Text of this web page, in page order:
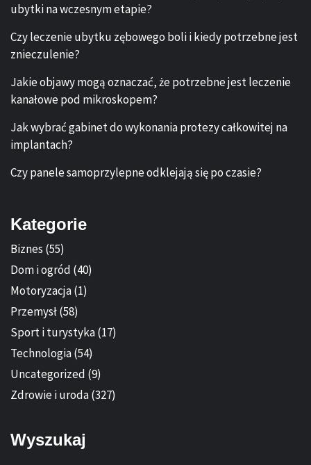
ubytki na wczesnym etapie?
Czy leczenie ubytku zębowego boli i kiedy potrzebne jest
znieczulenie?
Jakie objawy mogą oznaczać, że potrzebne jest leczenie
kanałowe pod mikroskopem?
Jak wybrać gabinet do wykonania protezy całkowitej na
implantach?
Czy panele samoprzylepne odklejają się po czasie?
Kategorie
Biznes (55)
Dom i ogród (40)
Motoryzacja(1)
Przemysł(58)
Sport i turystyka(17)
Technologia(54)
Uncategorized (9)
Zdrowie i uroda(327)
Wyszukaj